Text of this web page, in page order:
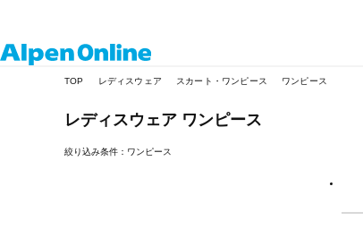
TOP レディスウェア スカート・ワンピース ワンピース
レディスウェア ワンピース
絞り込み条件：ワンピース